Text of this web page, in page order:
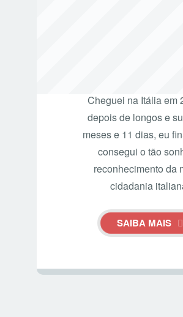
Cheguei na Itália em
depois de longos e
meses e 11 dias, eu
consegui o tão
reconhecimento da
cidadania
SAIBA MAIS